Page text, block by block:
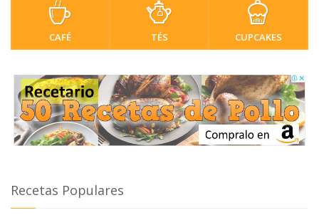
CAFÉ TÉS CUPCAKES
Recetas Populares